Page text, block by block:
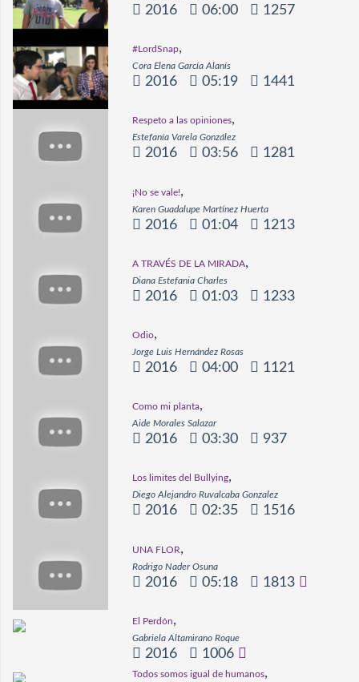
2016 06:00 1257
#LordSnap,
Cora Elena García Alanís
2016 05:19 1441
Respeto a las opiniones,
Estefanía Varela González
2016 03:56 1281
¡No se vale!,
Karen Guadalupe Martínez Huerta
2016 01:04 1213
A TRAVÉS DE LA MIRADA,
Diana Estefania Charles
2016 01:03 1233
Odio,
Jorge Luis Hernández Rosas
2016 04:00 1121
Como mi planta,
Aide Morales Salazar
2016 03:30 937
Los limites del Bullying,
Diego Alejandro Ruvalcaba Gonzalez
2016 02:35 1516
UNA FLOR,
Rodrigo Nader Osuna
2016 05:18 1813
El Perdón,
Gabriela Altamirano Roque
2016 1006
Todos somos igual de humanos,